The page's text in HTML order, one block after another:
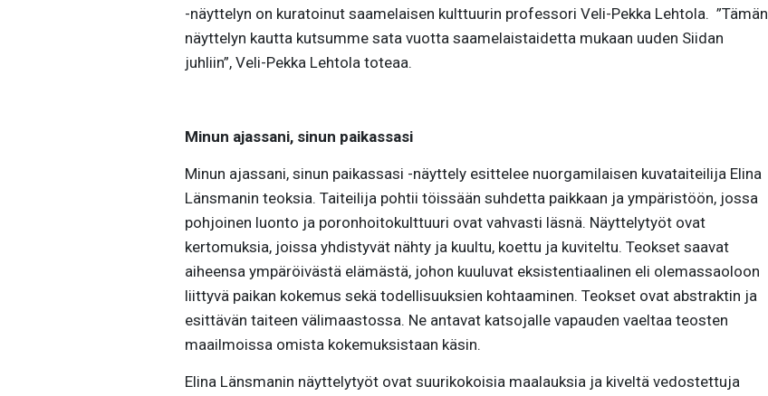
-näyttelyn on kuratoinut saamelaisen kulttuurin professori Veli-Pekka Lehtola. ”Tämän
näyttelyn kautta kutsumme sata vuotta saamelaistaidetta mukaan uuden Siidan
juhliin”, Veli-Pekka Lehtola toteaa.
Minun ajassani, sinun paikassasi
Minun ajassani, sinun paikassasi -näyttely esittelee nuorgamilaisen kuvataiteilija Elina
Länsmanin teoksia. Taiteilija pohtii töissään suhdetta paikkaan ja ympäristöön, jossa
pohjoinen luonto ja poronhoitokulttuuri ovat vahvasti läsnä. Näyttelytyöt ovat
kertomuksia, joissa yhdistyvät nähty ja kuultu, koettu ja kuviteltu. Teokset saavat
aiheensa ympäröivästä elämästä, johon kuuluvat eksistentiaalinen eli olemassaoloon
liittyvä paikan kokemus sekä todellisuuksien kohtaaminen. Teokset ovat abstraktin ja
esittävän taiteen välimaastossa. Ne antavat katsojalle vapauden vaeltaa teosten
maailmoissa omista kokemuksistaan käsin.
Elina Länsmanin näyttelytyöt ovat suurikokoisia maalauksia ja kiveltä vedostettuja